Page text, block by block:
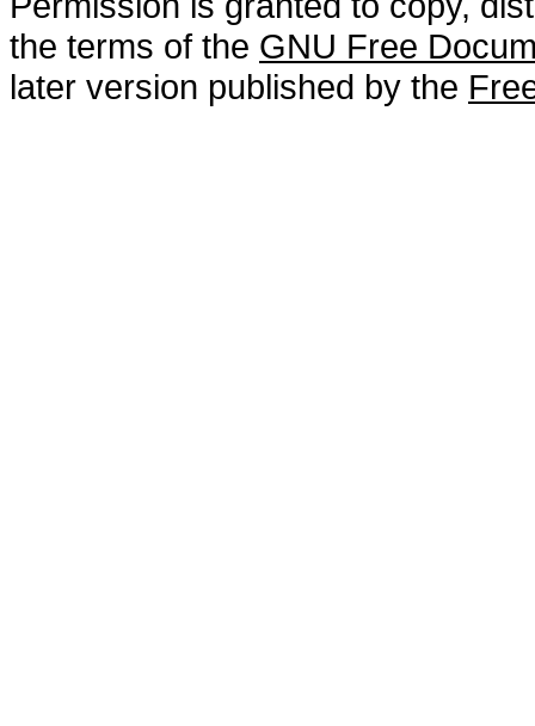
the terms of the GNU Free
later version published by the